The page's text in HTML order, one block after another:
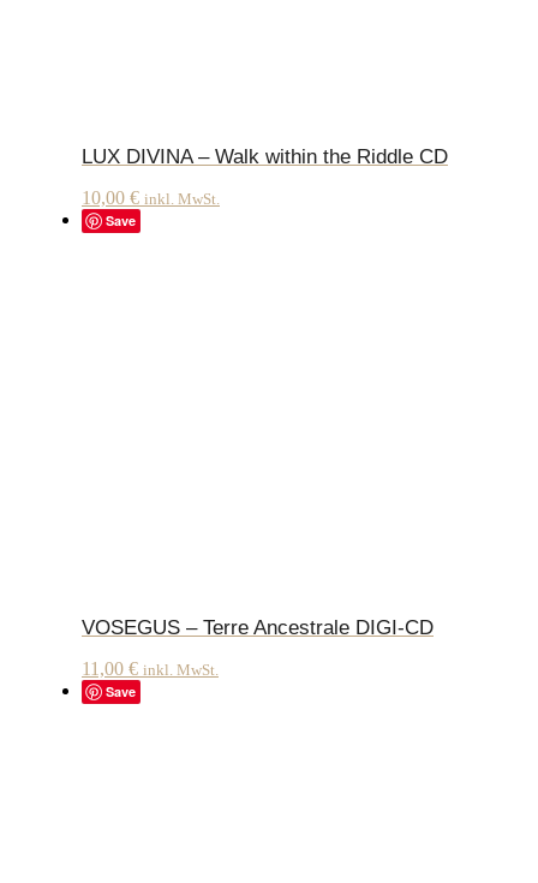
LUX DIVINA – Walk within the Riddle CD
10,00 € inkl. MwSt.
Save
VOSEGUS – Terre Ancestrale DIGI-CD
11,00 € inkl. MwSt.
Save